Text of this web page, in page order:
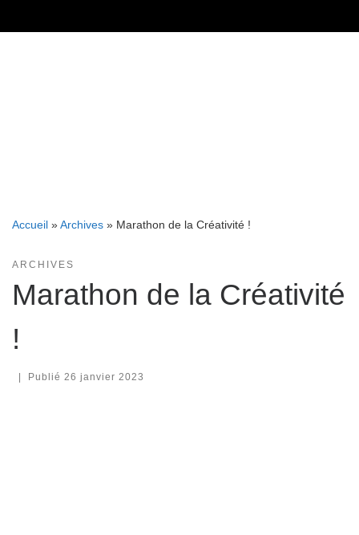
Accueil »Archives » Marathon de la Créativité !
ARCHIVES
Marathon de la Créativité
!
Publié 26 janvier 2023